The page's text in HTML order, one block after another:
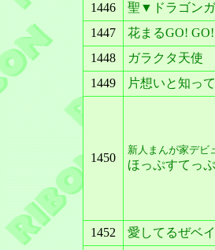
1446
聖▼ドラゴン
1447
花まるGO! GO!
1448
ガラクタ天使
1449
片想いと知っ
1450
新人まんが家デビ
ほっぷすてっ
1452 愛してるぜベ